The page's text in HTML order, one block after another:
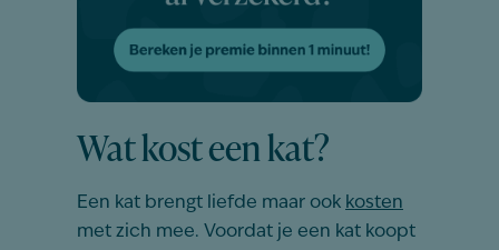
Wat kost een kat?
Een kat brengt liefde maar ook kosten
met zich mee. Voordat je een kat koopt